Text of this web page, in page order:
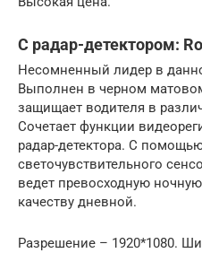
С радар-детектором:
Несомненный лидер в
Выполнен в черном
защищает водителя в
Сочетает функции
радар-детектора. С
светочувствительного
ведет превосходную
качеству дневной.
Разрешение – 1920*1080.